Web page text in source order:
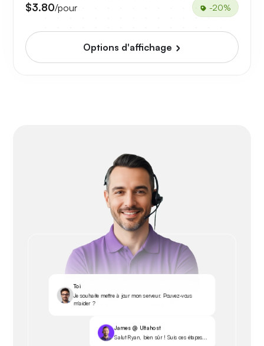
$3.80/pour -20%
Options d'affichage
Toi
Je souhaite mettre à jour mon serveur. Pouvez-vous
m'aider ?
James @ Ultahost
Salut Ryan, bien sûr ! Suis ces étapes...